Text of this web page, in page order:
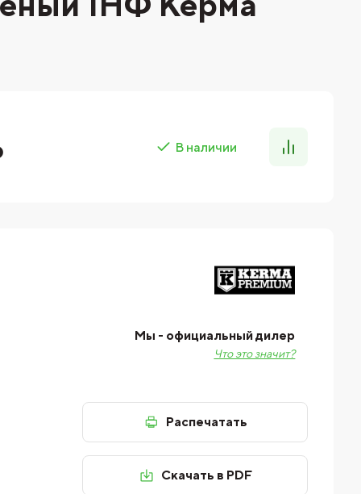
В наличии
Мы - официальный дилер
Что это значит?
Распечатать
Скачать в PDF